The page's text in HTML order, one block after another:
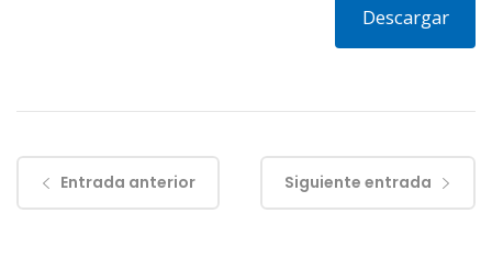
Descargar
Entrada anterior Siguiente entrada